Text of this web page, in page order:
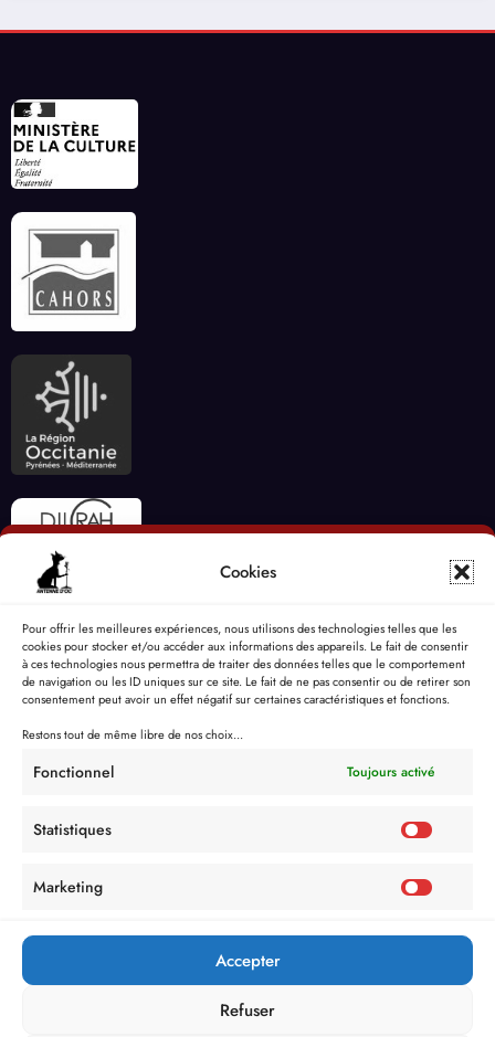
Cookies
Pour offrir les meilleures expériences, nous utilisons des technologies telles que les
cookies pour stocker et/ou accéder aux informations des appareils. Le fait de consentir
à ces technologies nous permettra de traiter des données telles que le comportement
de navigation ou les ID uniques sur ce site. Le fait de ne pas consentir ou de retirer son
consentement peut avoir un effet négatif sur certaines caractéristiques et fonctions.
Restons tout de même libre de nos choix...
Fonctionnel Toujours activé
Statistiques
Marketing
Accepter
Refuser